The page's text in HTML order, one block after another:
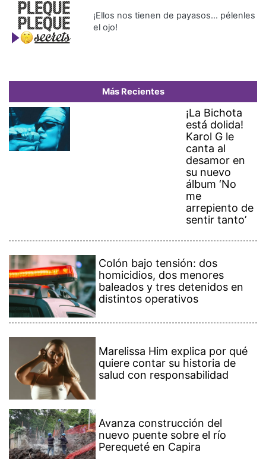
¡Ellos nos tienen de payasos… pélenles
el ojo!
Más Recientes
¡La Bichota
está dolida!
Karol G le
canta al
desamor en
su nuevo
álbum ‘No
me
arrepiento de
sentir tanto’
Colón bajo tensión: dos
homicidios, dos menores
baleados y tres detenidos en
distintos operativos
Marelissa Him explica por qué
quiere contar su historia de
salud con responsabilidad
Avanza construcción del
nuevo puente sobre el río
Perequeté en Capira